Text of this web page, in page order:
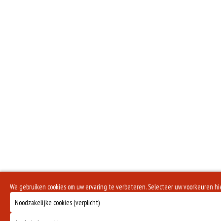
We gebruiken cookies om uw ervaring te verbeteren. Selecteer uw voorkeuren
Noodzakelijke cookies (verplicht)